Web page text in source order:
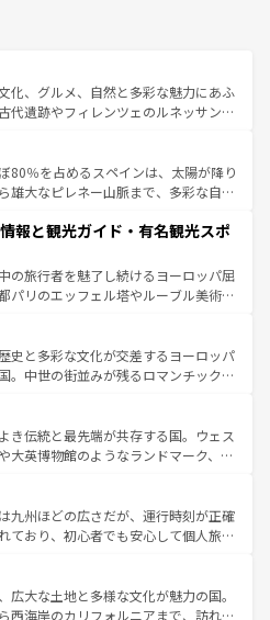
化、グルメ、自然と多彩な魅力にあふ
代遺跡やフィレンツェのルネッサンス
美しい田園風景やアマルフィ海岸の絶
見逃せない。観光の合間には、本場の
絶品のイタリア料理を堪能することも
アで、忘れられない旅をしてみよう！
ア情報は
80％を占めるスペインは、太陽が降り
雄大なピレネー山脈まで、多彩な自然
では、情熱的なフラメンコ、熱気あふ
味しいタパスが生活の一部となってい
の洗練された雰囲気や、バルセロナの
から、地方では古代ローマ遺跡や中世
風土や気候が異なるスペインはその個
性で訪れる人を魅了する。 なお、新着のスペイン情報は コ
してほしい。
報と観光ガイド・有名観光スポ
の旅行者を魅了し続けるヨーロッパ屈
パリのエッフェル塔やルーブル美術館
まっている。華麗な宮殿、歴史的な大
、そして豊かな自然が、訪れる者を心
、フランスは美食の国としても知ら
発祥地であるランス、プロヴァンスの
畑など、多彩な楽しみ方が可能だ。さ
域にも魅力が溢れており、どの街角に
とそれぞれで全く異なる文化を体験で
う。 なお、新着のフランス情報はコンテンツ一覧
史と多彩な文化が交差するヨーロッパ
。中世の街並みが残るロマンチック街
どこを歩いても飽きることがない。ベ
、バイエルン州のアルプスの絶景、そ
ワイン畑といった風景は必見。ビール
体験してほしい。 なお、新着の
ンツ一覧を参照してほしい。
き伝統と最先端が共存する国。ウェス
大英博物館のようなランドマーク、歴
力がある。また、優雅なアフタヌーン
にはたまらない英国パブ、サッカー観
こそできる体験も豊富。イギリスを旅
ほしい。
九州ほどの広さだが、運行時刻が正確
ており、初心者でも安心して個人旅行
る町や、スイスならではのユニークな
プス観光だけでなく町歩きも満喫する
の所得が高いため物価も高いが、旅行
広大な土地と多様な文化が魅力の国。
西海岸のカリフォルニアまで、訪れる